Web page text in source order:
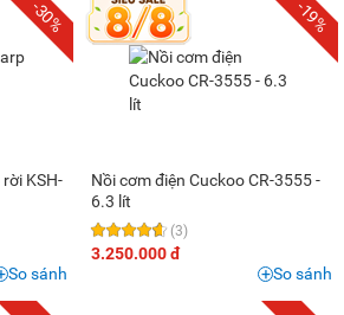
-30%
KSH-
So sánh
-19%
Nồi cơm điện Cuckoo CR-3555 -
6.3 lít
(3)
3.250.000 đ
So sánh